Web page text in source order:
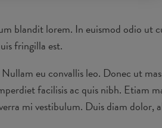
blandit lorem. In euismod odio ut
fringilla est.
eu convallis leo. Donec ut
facilisis ac quis nibh. Etiam
mi vestibulum. Duis diam dolor,